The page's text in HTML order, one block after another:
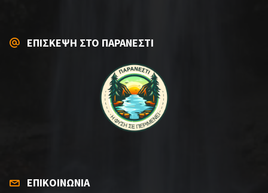
ΕΠΙΣΚΕΨΗ ΣΤΟ ΠΑΡΑΝΕΣΤΙ
ΕΠΙΚΟΙΝΩΝΙΑ